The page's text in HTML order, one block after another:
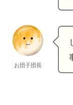
お団子団長